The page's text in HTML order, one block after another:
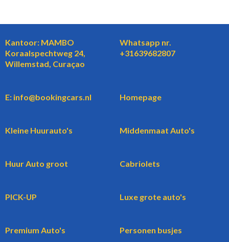
Kantoor: MAMBO
Koraalspechtweg 24,
Willemstad, Curaçao
Whatsapp nr.
+31639682807
E: info@bookingcars.nl Homepage
Kleine Huurauto's Middenmaat Auto's
Huur Auto groot Cabriolets
PICK-UP Luxe grote auto's
Premium Auto's Personen busjes